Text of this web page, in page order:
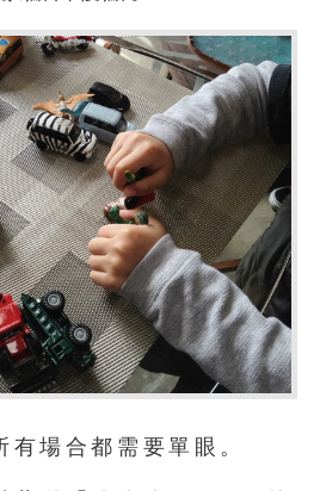
場合都需要單眼。